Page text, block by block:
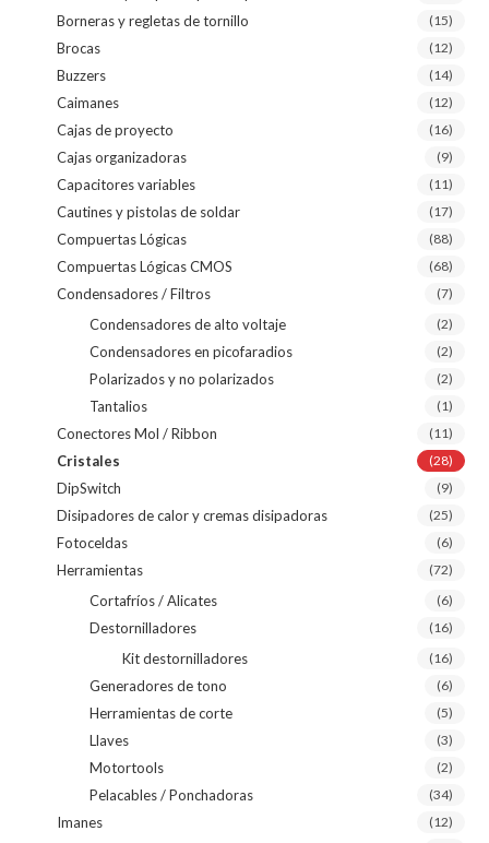
Borneras y regletas de tornillo (15)
Brocas (12)
Buzzers (14)
Caimanes (12)
Cajas de proyecto (16)
Cajas organizadoras (9)
Capacitores variables (11)
Cautines y pistolas de soldar (17)
Compuertas Lógicas (88)
Compuertas Lógicas CMOS (68)
Condensadores / Filtros (7)
Condensadores de alto voltaje (2)
Condensadores en picofaradios (2)
Polarizados y no polarizados (2)
Tantalios (1)
Conectores Mol / Ribbon (11)
Cristales (28)
DipSwitch (9)
Disipadores de calor y cremas disipadoras (25)
Fotoceldas (6)
Herramientas (72)
Cortafríos / Alicates (6)
Destornilladores (16)
Kit destornilladores (16)
Generadores de tono (6)
Herramientas de corte (5)
Llaves (3)
Motortools (2)
Pelacables / Ponchadoras (34)
Imanes (12)